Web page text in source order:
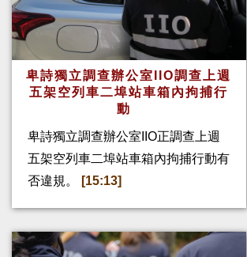
卑詩獨立調查辦公室IIO調查上週
五架空列車二埠站車箱內拘捕行
動
卑詩獨立調查辦公室IIO正調查上週
五架空列車二埠站車箱內拘捕行動有
否違規。
[15:13]